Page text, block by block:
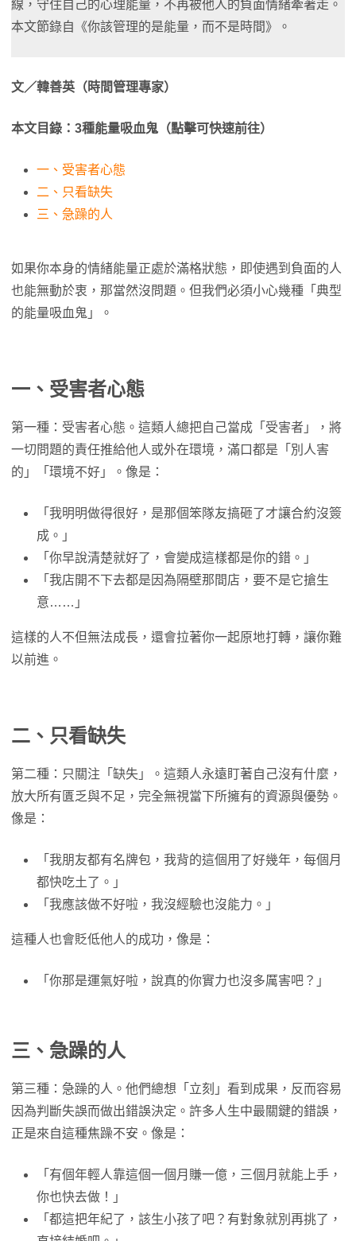
線，守住自己的心理能量，不再被他人的負面情緒牽著走。
本文節錄自《你該管理的是能量，而不是時間》。
文／韓善英（時間管理專家）
本文目錄：3種能量吸血鬼（點擊可快速前往）
一、受害者心態
二、只看缺失
三、急躁的人
如果你本身的情緒能量正處於滿格狀態，即使遇到負面的人
也能無動於衷，那當然沒問題。但我們必須小心幾種「典型
的能量吸血鬼」。
一、受害者心態
第一種：受害者心態。這類人總把自己當成「受害者」，將
一切問題的責任推給他人或外在環境，滿口都是「別人害
的」「環境不好」。像是：
「我明明做得很好，是那個笨隊友搞砸了才讓合約沒簽
成。」
「你早說清楚就好了，會變成這樣都是你的錯。」
「我店開不下去都是因為隔壁那間店，要不是它搶生
意……」
這樣的人不但無法成長，還會拉著你一起原地打轉，讓你難
以前進。
二、只看缺失
第二種：只關注「缺失」。這類人永遠盯著自己沒有什麼，
放大所有匱乏與不足，完全無視當下所擁有的資源與優勢。
像是：
「我朋友都有名牌包，我背的這個用了好幾年，每個月
都快吃土了。」
「我應該做不好啦，我沒經驗也沒能力。」
這種人也會貶低他人的成功，像是：
「你那是運氣好啦，說真的你實力也沒多厲害吧？」
三、急躁的人
第三種：急躁的人。他們總想「立刻」看到成果，反而容易
因為判斷失誤而做出錯誤決定。許多人生中最關鍵的錯誤，
正是來自這種焦躁不安。像是：
「有個年輕人靠這個一個月賺一億，三個月就能上手，
你也快去做！」
「都這把年紀了，該生小孩了吧？有對象就別再挑了，